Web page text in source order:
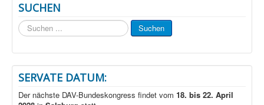
SUCHEN
Suchen
...
Suchen
SERVATE DATUM:
Der nächste DAV-Bundeskongress findet vom 18. bis 22. April